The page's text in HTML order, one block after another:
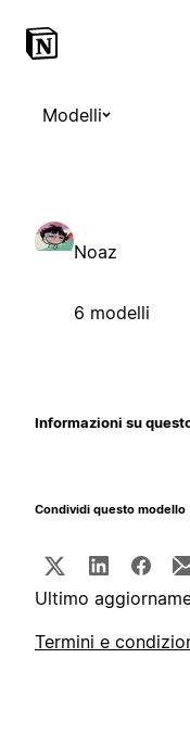
Modelli
Noaz
6 modelli
Informazioni su
Condividi questo modello
Ultimo
Termini e